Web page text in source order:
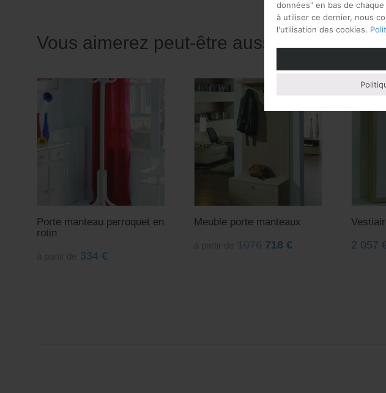
Vous aimerez peut-être aussi…
Porte manteau perroquet en
rotin
334 €
Meuble porte manteaux
1076 718€ 2 057
données" en bas de
à utiliser ce dernier, nous
l'utilisation des cookies.